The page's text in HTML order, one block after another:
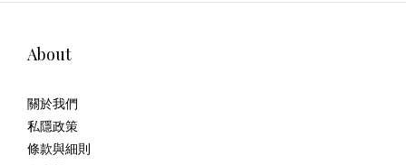
About
關於我們
私隱政策
條款與細則